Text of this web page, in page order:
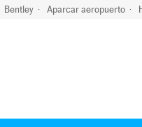
Bentley Aparcar aeropuerto